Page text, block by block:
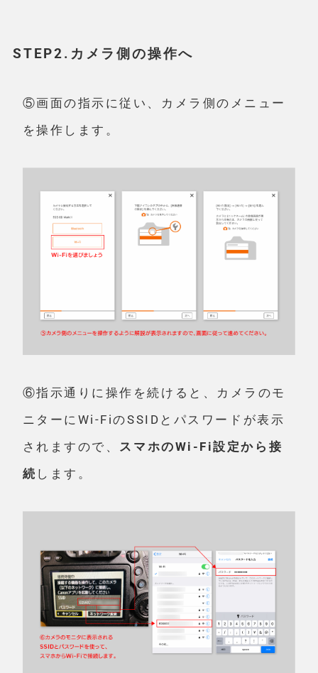
STEP2.カメラ側の操作へ
⑤画面の指示に従い、カメラ側のメニュー
を操作します。
⑥指示通りに操作を続けると、カメラのモ
ニターにWi-FiのSSIDとパスワードが表示
されますので、 スマホのWi-Fi設定から接
続 します。